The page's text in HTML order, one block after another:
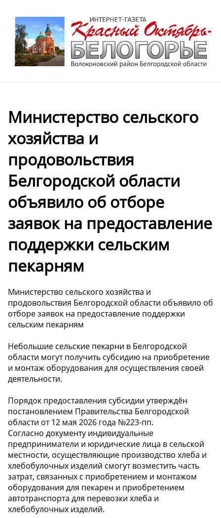
Министерство сельского
хозяйства и
продовольствия
Белгородской области
объявило об отборе
заявок на предоставление
поддержки сельским
пекарням
Министерство сельского хозяйства и
продовольствия Белгородской области объявило об
отборе заявок на предоставление поддержки
сельским пекарням
Небольшие сельские пекарни в Белгородской
области могут получить субсидию на приобретение
и монтаж оборудования для осуществления своей
деятельности.
Порядок предоставления субсидии утверждён
постановлением Правительства Белгородской
области от 12 мая 2026 года №223-пп.
Согласно документу индивидуальные
предприниматели и юридические лица в сельской
местности, осуществляющие производство хлеба и
хлебобулочных изделий смогут возместить часть
затрат, связанных с приобретением и монтажом
оборудования для пекарен и приобретением
автотранспорта для перевозки хлеба и
хлебобулочных изделий.